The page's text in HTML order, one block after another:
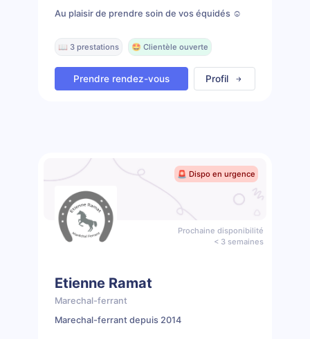
Au plaisir de prendre soin de vos équidés ☺️
📖 3 prestations 🤩 Clientèle ouverte
Prendre rendez-vous Profil
🚨 Dispo en urgence
Prochaine disponibilité
< 3 semaines
Etienne Ramat
Marechal-ferrant
Marechal-ferrant depuis 2014